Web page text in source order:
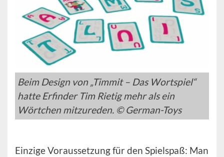
Beim Design von „Timmit – Das Wortspiel“
hatte Erfinder Tim Rietig mehr als ein
Wörtchen mitzureden. © German-Toys
Einzige Voraussetzung für den Spielspaß: Man